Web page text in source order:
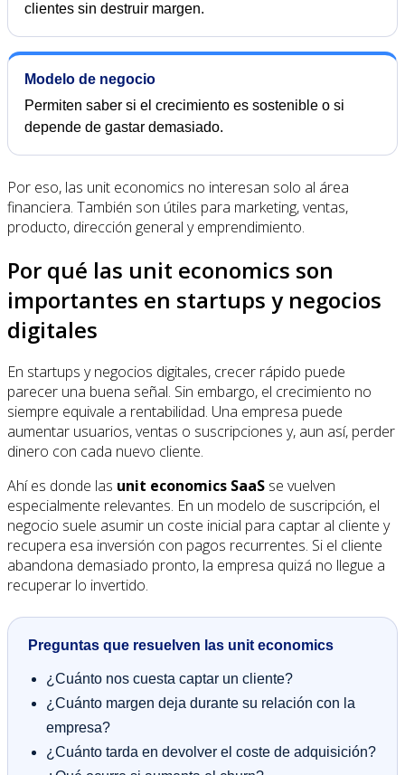
clientes sin destruir margen.
Modelo de negocio
Permiten saber si el crecimiento es sostenible o si
depende de gastar demasiado.
Por eso, las unit economics no interesan solo al área
financiera. También son útiles para marketing, ventas,
producto, dirección general y emprendimiento.
Por qué las unit economics son
importantes en startups y negocios
digitales
En startups y negocios digitales, crecer rápido puede
parecer una buena señal. Sin embargo, el crecimiento no
siempre equivale a rentabilidad. Una empresa puede
aumentar usuarios, ventas o suscripciones y, aun así, perder
dinero con cada nuevo cliente.
Ahí es donde las unit economics SaaS se vuelven
especialmente relevantes. En un modelo de suscripción, el
negocio suele asumir un coste inicial para captar al cliente y
recupera esa inversión con pagos recurrentes. Si el cliente
abandona demasiado pronto, la empresa quizá no llegue a
recuperar lo invertido.
Preguntas que resuelven las unit economics
¿Cuánto nos cuesta captar un cliente?
¿Cuánto margen deja durante su relación con la
empresa?
¿Cuánto tarda en devolver el coste de adquisición?